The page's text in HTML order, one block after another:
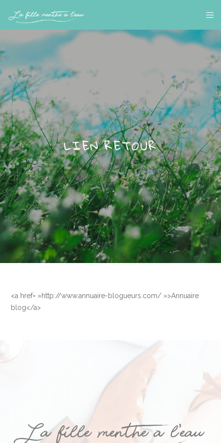
LIEN RETOUR
<a href= »http://www.annuaire-blogueurs.com/ »>Annuaire
blog</a>